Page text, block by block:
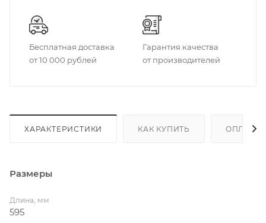
Бесплатная доставка
от 10 000 рублей
Гарантия качества
от производителей
ХАРАКТЕРИСТИКИ КАК КУПИТЬ ОПЛАТА
Размеры
Длина, мм
595